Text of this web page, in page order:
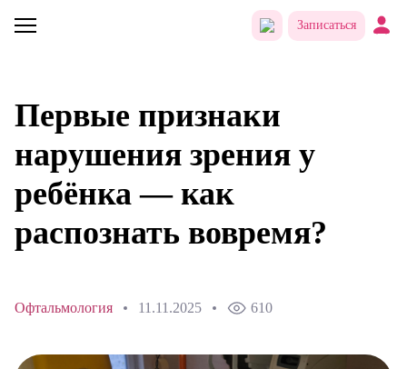
Записаться
Первые признаки
нарушения зрения у
ребёнка — как
распознать вовремя?
Офтальмология 11.11.2025 610